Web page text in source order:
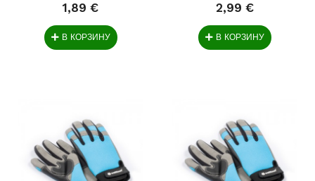
1,89 €
В КОРЗИНУ
2,99 €
В КОРЗИНУ